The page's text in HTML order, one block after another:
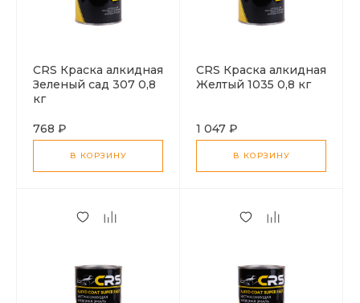
CRS Краска алкидная
Зеленый сад 307 0,8
кг
768 ₽
В КОРЗИНУ
CRS Краска алкидная
Желтый 1035 0,8 кг
1 047 ₽
В КОРЗИНУ